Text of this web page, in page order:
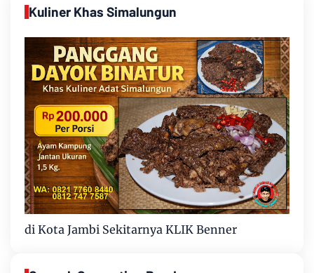
Kuliner Khas Simalungun
di Kota Jambi Sekitarnya KLIK Benner